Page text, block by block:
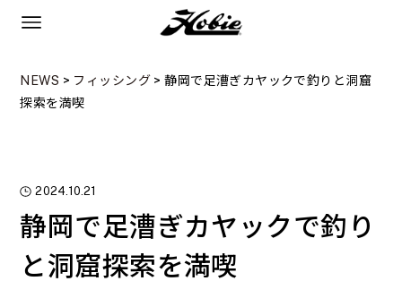
NEWS > フィッシング>静岡で足漕ぎカヤックで釣りと洞窟
探索を満喫
2024.10.21
静岡で足漕ぎカヤックで釣り
と洞窟探索を満喫